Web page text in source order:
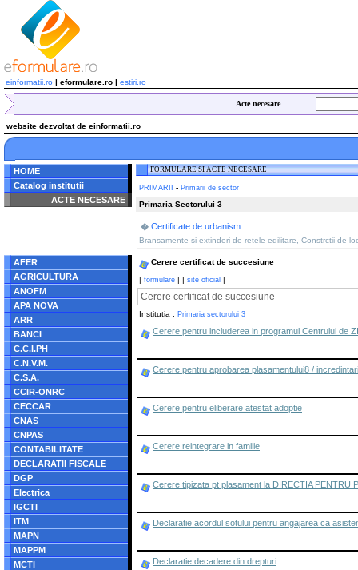
einformatii.ro | eformulare.ro | estiri.ro
Acte necesare
website dezvoltat de einformatii.ro
HOME
Catalog institutii
ACTE NECESARE
/home/eformulare.ro/public_html/navigare/stanga.php
AFER
AGRICULTURA
ANOFM
APA NOVA
ARR
BANCI
C.C.I.PH
C.N.V.M.
C.S.A.
CCIR-ONRC
CECCAR
CNAS
CNPAS
CONTABILITATE
DECLARATII FISCALE
DGP
Electrica
IGCTI
ITM
MAPN
MAPPM
MCTI
FORMULARE SI ACTE NECESARE
PRIMARII - Primarii de sector
Primaria Sectorului 3
� Certificate de urbanism
Bransamente si extinderi de retele edilitare, Constrctii de
Cerere certificat de succesiune
| formulare | | site oficial |
Cerere certificat de succesiune
Institutia : Primaria sectorului 3
Cerere pentru includerea in programul Centrului de
Cerere pentru aprobarea plasamentului8 /
Cerere pentru eliberare atestat adoptie
Cerere reintegrare in familie
Cerere tipizata pt plasament la DIRECTIA PENTRU
Declaratie acordul sotului pentru angajarea ca
Declaratie decadere din drepturi